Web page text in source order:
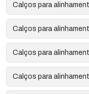
Calços para
Calços para
Calços para
Calços para